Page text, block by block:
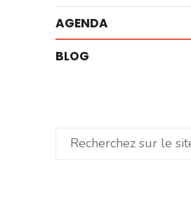
AGENDA
BLOG
Rechercher